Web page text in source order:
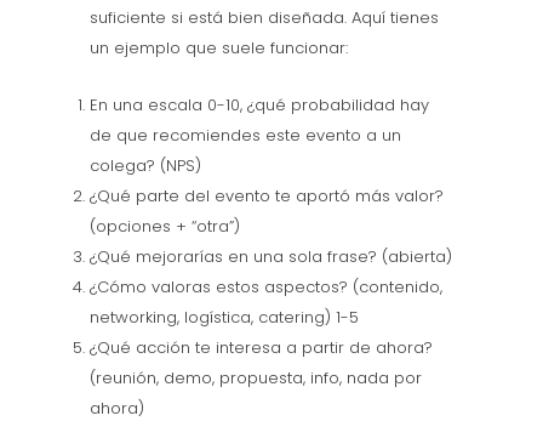
suficiente si está bien diseñada. Aquí tienes
un ejemplo que suele funcionar:
En una escala 0-10, ¿qué probabilidad hay
de que recomiendes este evento a un
colega? (NPS)
¿Qué parte del evento te aportó más valor?
(opciones + “otra”)
¿Qué mejorarías en una sola frase? (abierta)
¿Cómo valoras estos aspectos? (contenido,
networking, logística, catering) 1-5
¿Qué acción te interesa a partir de ahora?
(reunión, demo, propuesta, info, nada por
ahora)